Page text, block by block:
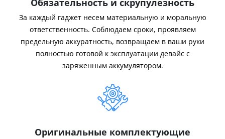
Обязательность и скрупулезность
За каждый гаджет несем материальную и моральную
ответственность. Соблюдаем сроки, проявляем
предельную аккуратность, возвращаем в ваши руки
полностью готовой к эксплуатации девайс с
заряженным аккумулятором.
Оригинальные комплектующие